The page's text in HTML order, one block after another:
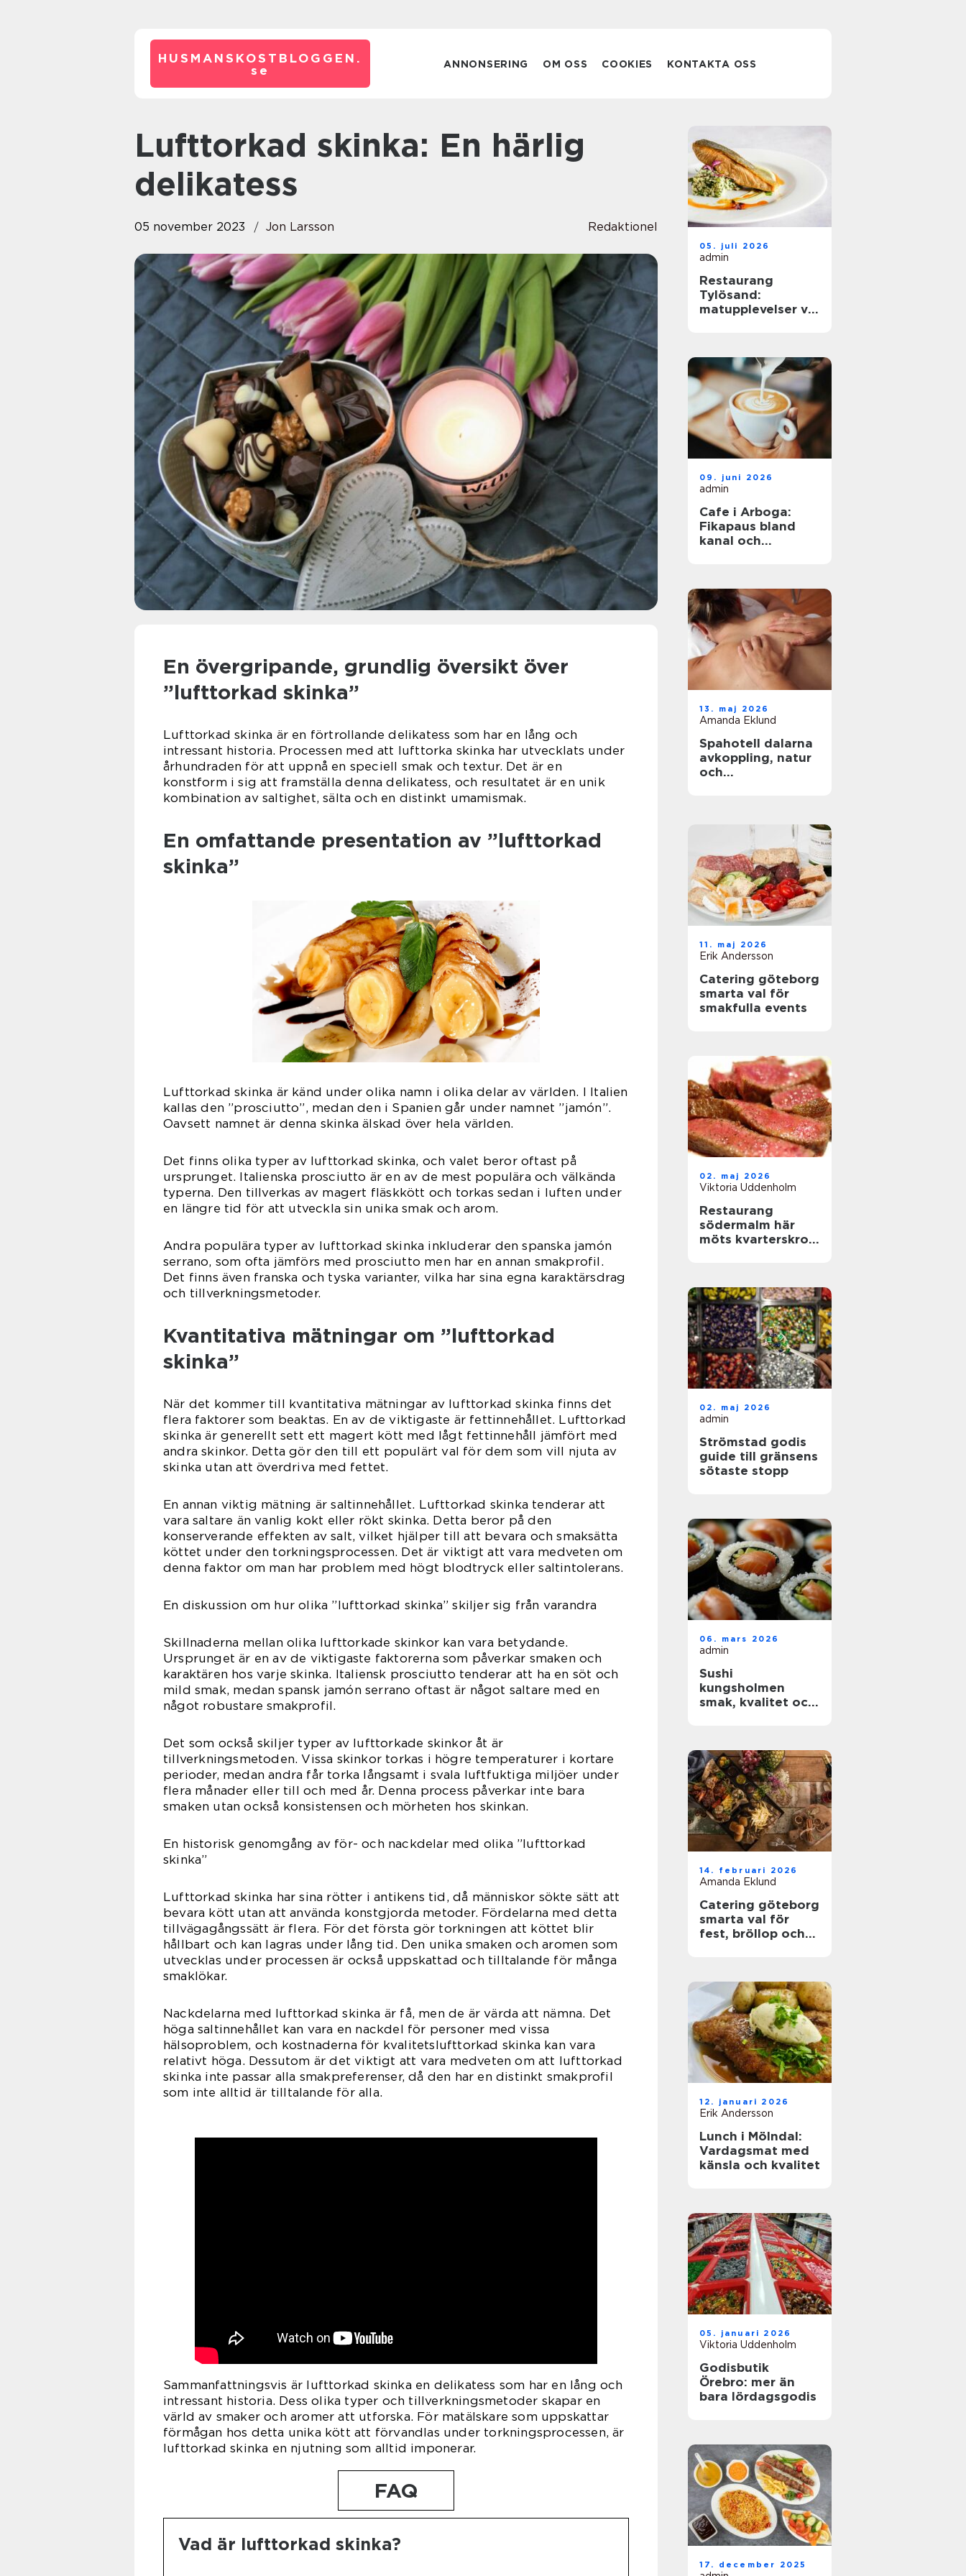
HUSMANSKOSTBLOGGEN.
se
ANNONSERING OM OSS COOKIES KONTAKTA OSS
Lufttorkad skinka: En härlig
delikatess
05 november 2023 Jon Larsson Redaktionel
En övergripande, grundlig översikt över
”lufttorkad skinka”
Lufttorkad skinka är en förtrollande delikatess som har en lång och
intressant historia. Processen med att lufttorka skinka har utvecklats under
århundraden för att uppnå en speciell smak och textur. Det är en
konstform i sig att framställa denna delikatess, och resultatet är en unik
kombination av saltighet, sälta och en distinkt umamismak.
En omfattande presentation av ”lufttorkad
skinka”
Lufttorkad skinka är känd under olika namn i olika delar av världen. I Italien
kallas den ”prosciutto”, medan den i Spanien går under namnet ”jamón”.
Oavsett namnet är denna skinka älskad över hela världen.
Det finns olika typer av lufttorkad skinka, och valet beror oftast på
ursprunget. Italienska prosciutto är en av de mest populära och välkända
typerna. Den tillverkas av magert fläskkött och torkas sedan i luften under
en längre tid för att utveckla sin unika smak och arom.
Andra populära typer av lufttorkad skinka inkluderar den spanska jamón
serrano, som ofta jämförs med prosciutto men har en annan smakprofil.
Det finns även franska och tyska varianter, vilka har sina egna karaktärsdrag
och tillverkningsmetoder.
Kvantitativa mätningar om ”lufttorkad
skinka”
När det kommer till kvantitativa mätningar av lufttorkad skinka finns det
flera faktorer som beaktas. En av de viktigaste är fettinnehållet. Lufttorkad
skinka är generellt sett ett magert kött med lågt fettinnehåll jämfört med
andra skinkor. Detta gör den till ett populärt val för dem som vill njuta av
skinka utan att överdriva med fettet.
En annan viktig mätning är saltinnehållet. Lufttorkad skinka tenderar att
vara saltare än vanlig kokt eller rökt skinka. Detta beror på den
konserverande effekten av salt, vilket hjälper till att bevara och smaksätta
köttet under den torkningsprocessen. Det är viktigt att vara medveten om
denna faktor om man har problem med högt blodtryck eller saltintolerans.
En diskussion om hur olika ”lufttorkad skinka” skiljer sig från varandra
Skillnaderna mellan olika lufttorkade skinkor kan vara betydande.
Ursprunget är en av de viktigaste faktorerna som påverkar smaken och
karaktären hos varje skinka. Italiensk prosciutto tenderar att ha en söt och
mild smak, medan spansk jamón serrano oftast är något saltare med en
något robustare smakprofil.
Det som också skiljer typer av lufttorkade skinkor åt är
tillverkningsmetoden. Vissa skinkor torkas i högre temperaturer i kortare
perioder, medan andra får torka långsamt i svala luftfuktiga miljöer under
flera månader eller till och med år. Denna process påverkar inte bara
smaken utan också konsistensen och mörheten hos skinkan.
En historisk genomgång av för- och nackdelar med olika ”lufttorkad
skinka”
Lufttorkad skinka har sina rötter i antikens tid, då människor sökte sätt att
bevara kött utan att använda konstgjorda metoder. Fördelarna med detta
tillvägagångssätt är flera. För det första gör torkningen att köttet blir
hållbart och kan lagras under lång tid. Den unika smaken och aromen som
utvecklas under processen är också uppskattad och tilltalande för många
smaklökar.
Nackdelarna med lufttorkad skinka är få, men de är värda att nämna. Det
höga saltinnehållet kan vara en nackdel för personer med vissa
hälsoproblem, och kostnaderna för kvalitetslufttorkad skinka kan vara
relativt höga. Dessutom är det viktigt att vara medveten om att lufttorkad
skinka inte passar alla smakpreferenser, då den har en distinkt smakprofil
som inte alltid är tilltalande för alla.
Sammanfattningsvis är lufttorkad skinka en delikatess som har en lång och
intressant historia. Dess olika typer och tillverkningsmetoder skapar en
värld av smaker och aromer att utforska. För matälskare som uppskattar
förmågan hos detta unika kött att förvandlas under torkningsprocessen, är
lufttorkad skinka en njutning som alltid imponerar.
FAQ
Vad är lufttorkad skinka?
05. juli 2026
admin
Restaurang
Tylösand:
matupplevelser vid
09. juni 2026
admin
Cafe i Arboga:
Fikapaus bland
kanal och
13. maj 2026
Amanda Eklund
Spahotell dalarna
avkoppling, natur
och
11. maj 2026
Erik Andersson
Catering göteborg
smarta val för
smakfulla events
02. maj 2026
Viktoria Uddenholm
Restaurang
södermalm här
möts kvarterskrog
02. maj 2026
admin
Strömstad godis
guide till gränsens
sötaste stopp
06. mars 2026
admin
Sushi
kungsholmen
smak, kvalitet och
14. februari 2026
Amanda Eklund
Catering göteborg
smarta val för
fest, bröllop och
12. januari 2026
Erik Andersson
Lunch i Mölndal:
Vardagsmat med
känsla och kvalitet
05. januari 2026
Viktoria Uddenholm
Godisbutik
Örebro: mer än
bara lördagsgodis
17. december 2025